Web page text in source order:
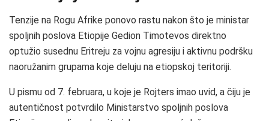
Tenzije na Rogu Afrike ponovo rastu nakon što je ministar
spoljnih poslova Etiopije Gedion Timotevos direktno
optužio susednu Eritreju za vojnu agresiju i aktivnu podršku
naoružanim grupama koje deluju na etiopskoj teritoriji.
U pismu od 7. februara, u koje je Rojters imao uvid, a čiju je
autentičnost potvrdilo Ministarstvo spoljnih poslova